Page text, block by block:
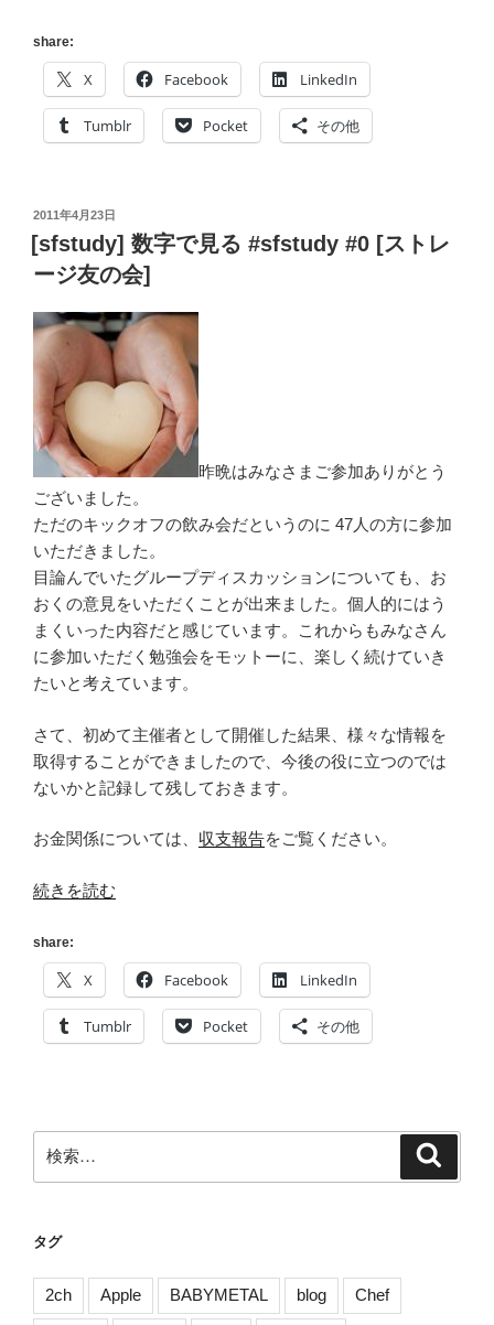
字
で
見
#sfstudy
レ
ー
友
の
会]”
の
share:
X Facebook LinkedIn
Tumblr Pocket その他
投
稿
日:
2011年4月23日
[sfstudy] 数字で見る #sfstudy #0 [ストレ
ージ友の会]
昨晩はみなさまご参加ありがとう
ございました。
ただのキックオフの飲み会だというのに 47人の方に参加
いただきました。
目論んでいたグループディスカッションについても、お
おくの意見をいただくことが出来ました。個人的にはう
まくいった内容だと感じています。これからもみなさん
に参加いただく勉強会をモットーに、楽しく続けていき
たいと考えています。
さて、初めて主催者として開催した結果、様々な情報を
取得することができましたので、今後の役に立つのでは
ないかと記録して残しておきます。
お金関係については、 収支報告をご覧ください。
“[sfstudy]
字
で
見
#sfstudy
ト
レ
ー
友
会]”
の
続きを読む
share:
X Facebook LinkedIn
Tumblr Pocket その他
索:
タグ
2ch Apple BABYMETAL blog Chef